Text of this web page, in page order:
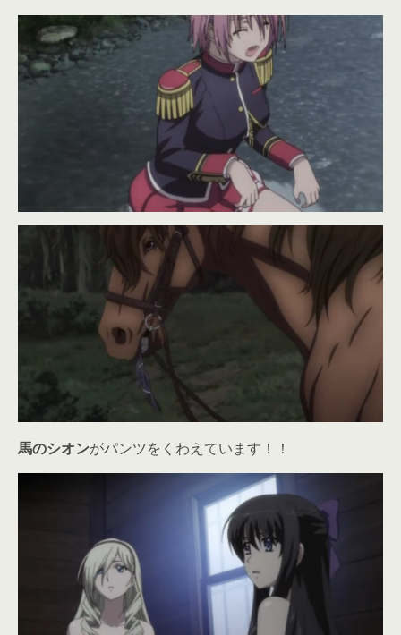
馬のシオンがパンツをくわえています！！